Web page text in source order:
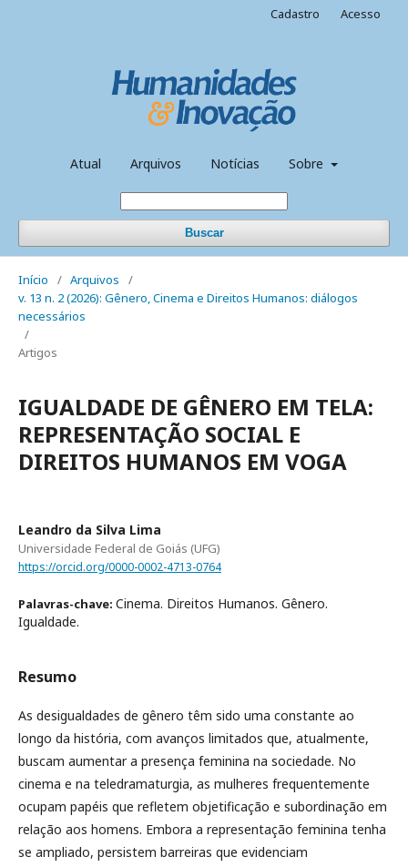
Atual Arquivos Notícias Sobre
Buscar
Cadastro Acesso
Início / Arquivos
/
v. 13 n. 2 (2026): Gênero, Cinema e Direitos Humanos: diálogos
necessários
/
Artigos
IGUALDADE DE GÊNERO EM TELA:
REPRESENTAÇÃO SOCIAL E
DIREITOS HUMANOS EM VOGA
Leandro da Silva Lima
Universidade Federal de Goiás (UFG)
https://orcid.org/0000-0002-4713-0764
Palavras-chave: Cinema. Direitos Humanos. Gênero.
Igualdade.
Resumo
As desigualdades de gênero têm sido uma constante ao
longo da história, com avanços limitados que, atualmente,
buscam aumentar a presença feminina na sociedade. No
cinema e na teledramaturgia, as mulheres frequentemente
ocupam papéis que refletem objetificação e subordinação em
relação aos homens. Embora a representação feminina tenha
se ampliado, persistem barreiras que evidenciam